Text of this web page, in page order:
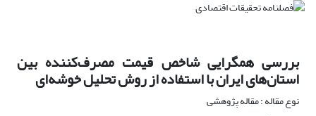
بررسی همگرایی شاخص قیمت مصرف‌کننده بین
استان‌های ایران با استفاده از روش تحلیل خوشه‌ای
نوع مقاله : مقاله پژوهشی